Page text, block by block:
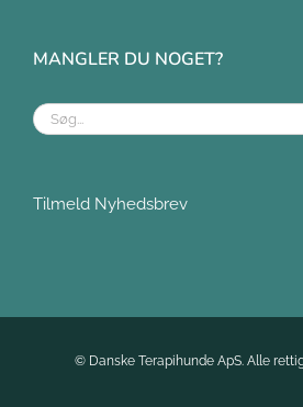
MANGLER DU NOGET?
Søg
Tilmeld Nyhedsbrev
© Danske Terapihunde ApS. Alle